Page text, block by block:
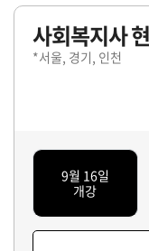
사회복지사
*서울, 경기, 인천
9월 16일
개강